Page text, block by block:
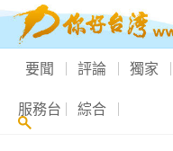
要聞 評論 獨家
服務台 綜合